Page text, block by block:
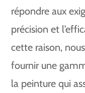
répondre aux
précision et
cette raison,
fournir une
la peinture qui